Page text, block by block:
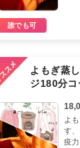
誰でも可
よもぎ蒸
ジ180分コ
よ
す
疫